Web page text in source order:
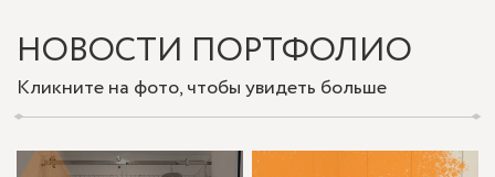
НОВОСТИ ПОРТФОЛИО
Кликните на фото, чтобы увидеть больше